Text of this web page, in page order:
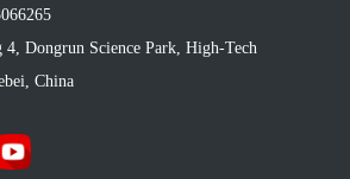
Dongrun Science Park, High-Tech
China